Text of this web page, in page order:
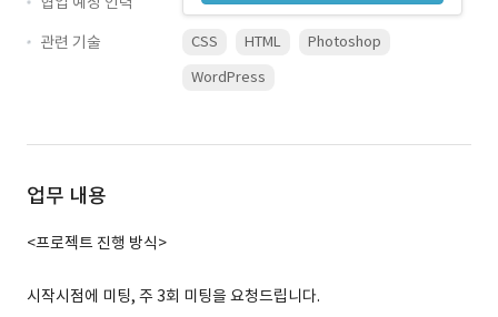
관련 기술
CSS HTML
Photoshop
WordPress
업무 내용
<프로젝트 진행 방식>
시작시점에 미팅, 주 3회 미팅을 요청드립니다.